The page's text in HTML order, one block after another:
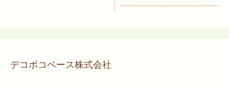
デコボコベース株式会社